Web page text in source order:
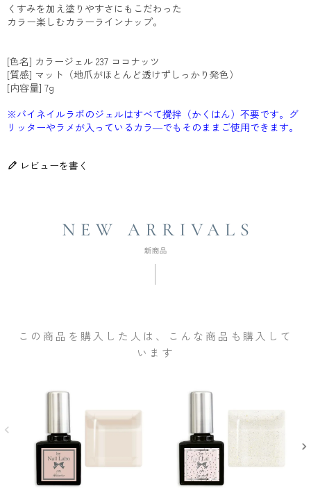
くすみを加え塗りやすさにもこだわった
カラー楽しむカラーラインナップ。
[色名] カラージェル 237 ココナッツ
[質感] マット（地爪がほとんど透けずしっかり発色）
[内容量] 7g
※バイネイルラボのジェルはすべて攪拌（かくはん）不要です。グ
リッターやラメが入っているカラ―でもそのままご使用できます。
レビューを書く
この商品を購入した人は、こんな商品も購入して
います